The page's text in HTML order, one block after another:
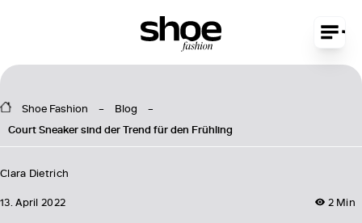
Shoe Fashion
Blog
Court Sneaker sind der Trend für den Frühling
Clara Dietrich
2 Min
13. April 2022